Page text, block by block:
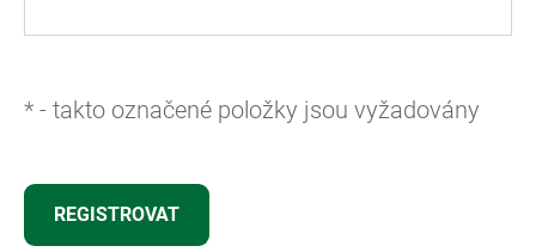
* - takto označené položky jsou vyžadovány